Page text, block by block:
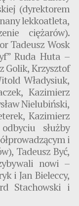
(dyrektorem
lekkoatleta,
ciężarów).
Tadeusz Wosk
Ruda Huta –
Golik, Krzysztof
Władysiuk,
Kazimierz
Nielubiński,
Kazimierz
służby
i
Tadeusz Być,
nowi –
i Jan Bieleccy,
Stachowski i